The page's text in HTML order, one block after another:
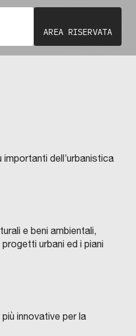
AREA RISERVATA
importanti dell’urbanistica
e beni ambientali,
urbani ed i piani
innovative per la